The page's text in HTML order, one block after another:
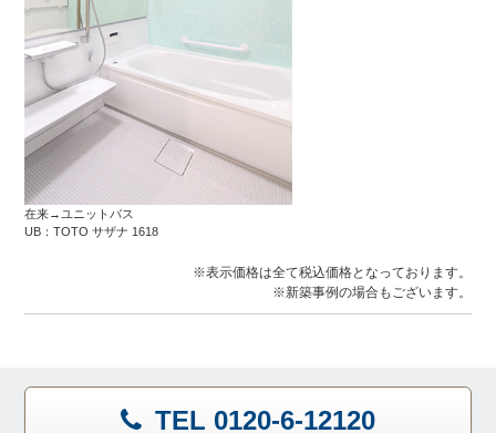
在来→ユニットバス
UB：TOTO サザナ 1618
※表示価格は全て税込価格となっております。
※新築事例の場合もございます。
TEL 0120-6-12120